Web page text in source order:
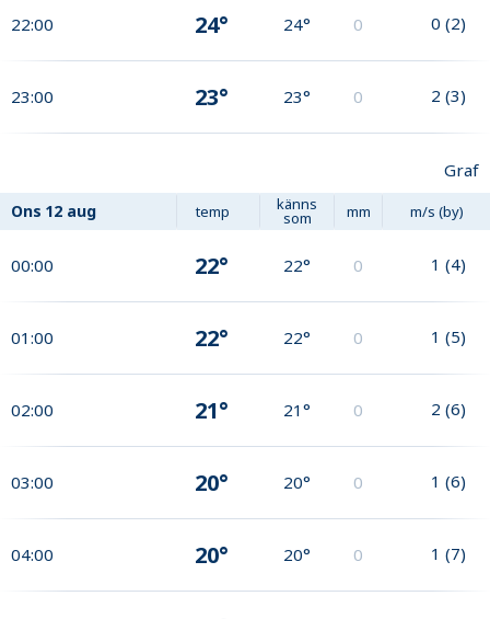
22:00 24° 24° 0 0 (2)
23:00 23° 23° 0 2 (3)
Graf
Ons 12 aug temp känns
som mm m/s (by)
00:00 22° 22° 0 1 (4)
01:00 22° 22° 0 1 (5)
02:00 21° 21° 0 2 (6)
03:00 20° 20° 0 1 (6)
04:00 20° 20° 0 1 (7)